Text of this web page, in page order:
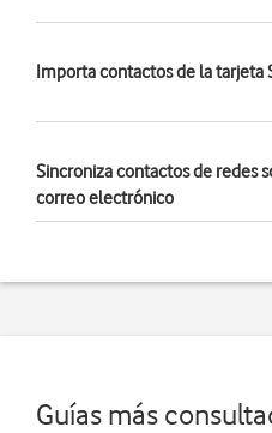
Importa contactos de la tarjeta
Sincroniza contactos de redes
correo electrónico
Guías más